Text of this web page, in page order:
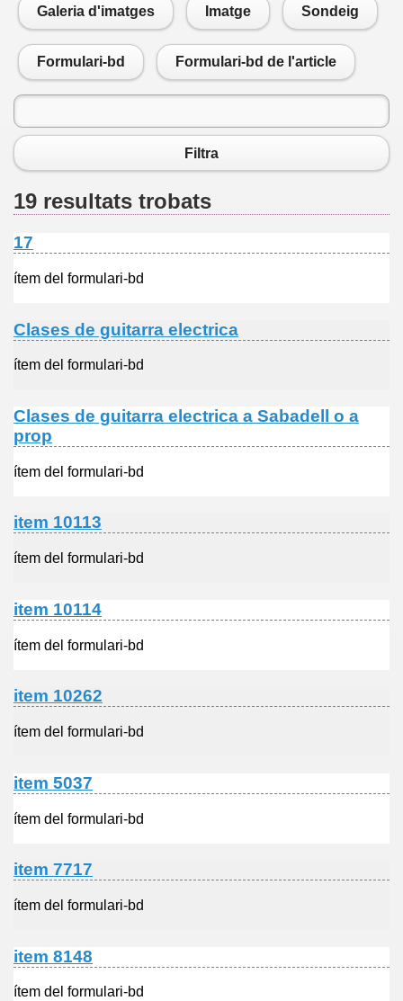
Galeria d'imatges Imatge Sondeig
Formulari-bd Formulari-bd de l'article
Filtra
19 resultats trobats
17
ítem del formulari-bd
Clases de guitarra electrica
ítem del formulari-bd
Clases de guitarra electrica a Sabadell o a
prop
ítem del formulari-bd
item 10113
ítem del formulari-bd
item 10114
ítem del formulari-bd
item 10262
ítem del formulari-bd
item 5037
ítem del formulari-bd
item 7717
ítem del formulari-bd
item 8148
ítem del formulari-bd